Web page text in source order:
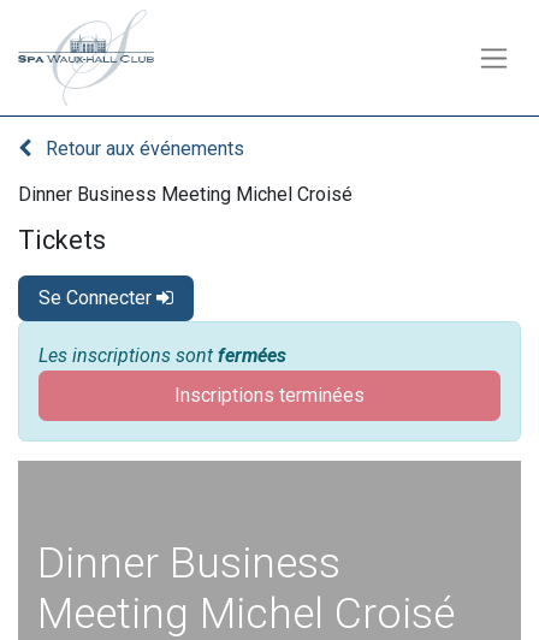
Retour aux événements
Dinner Business Meeting Michel Croisé
Tickets
Se Connecter
Les inscriptions sont fermées
Inscriptions terminées
Dinner Business
Meeting Michel Croisé